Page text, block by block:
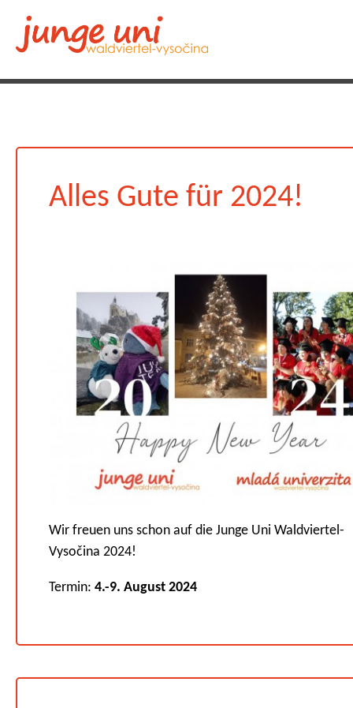
Alles Gute für 2024!
Wir freuen uns schon auf die Junge Uni Waldviertel-
Vysočina 2024!
Termin: 4.-9. August 2024